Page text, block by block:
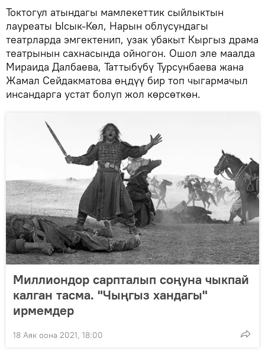
Токтогул атындагы мамлекеттик сыйлыктын
лауреаты Ысык-Көл, Нарын облусундагы
театрларда эмгектенип, узак убакыт Кыргыз драма
театрынын сахнасында ойногон. Ошол эле маалда
Мираида Далбаева, Таттыбүбү Турсунбаева жана
Жамал Сейдакматова өңдүү бир топ чыгармачыл
инсандарга устат болуп жол көрсөткөн.
Миллиондор сарпталып соңуна чыкпай
калган тасма. "Чыңгыз хандагы"
ирмемдер
18 Аяк оона 2021, 18:00